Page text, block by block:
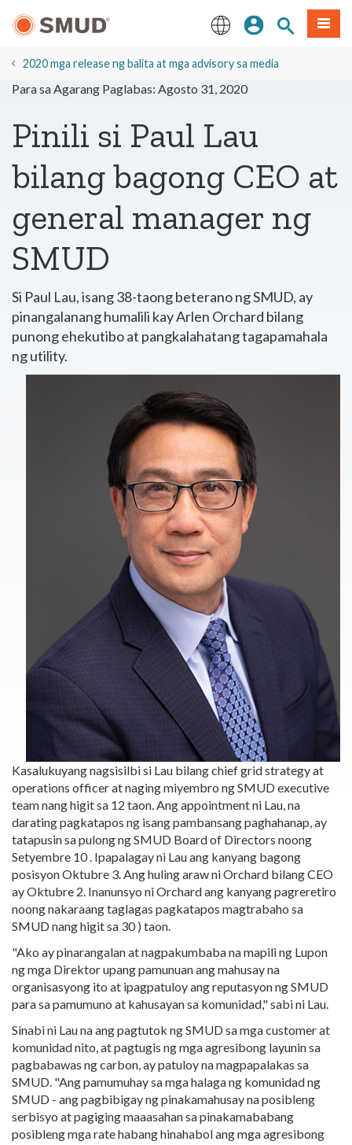
Nilalaman
Mag-sign InMenu
2020 mga release ng balita at mga advisory sa media
Para sa Agarang Paglabas: Agosto 31, 2020
Pinili si Paul Lau
bilang bagong CEO at
general manager ng
SMUD
Si Paul Lau, isang 38-taong beterano ng SMUD, ay
pinangalanang humalili kay Arlen Orchard bilang
punong ehekutibo at pangkalahatang tagapamahala
ng utility.
Kasalukuyang nagsisilbi si Lau bilang chief grid strategy at
operations officer at naging miyembro ng SMUD executive
team nang higit sa 12 taon. Ang appointment ni Lau, na
darating pagkatapos ng isang pambansang paghahanap, ay
tatapusin sa pulong ng SMUD Board of Directors noong
Setyembre 10 . Ipapalagay ni Lau ang kanyang bagong
posisyon Oktubre 3. Ang huling araw ni Orchard bilang CEO
ay Oktubre 2. Inanunsyo ni Orchard ang kanyang pagreretiro
noong nakaraang taglagas pagkatapos magtrabaho sa
SMUD nang higit sa 30 ) taon.
"Ako ay pinarangalan at nagpakumbaba na mapili ng Lupon
ng mga Direktor upang pamunuan ang mahusay na
organisasyong ito at ipagpatuloy ang reputasyon ng SMUD
para sa pamumuno at kahusayan sa komunidad," sabi ni Lau.
Sinabi ni Lau na ang pagtutok ng SMUD sa mga customer at
komunidad nito, at pagtugis ng mga agresibong layunin sa
pagbabawas ng carbon, ay patuloy na magpapalakas sa
SMUD. "Ang pamumuhay sa mga halaga ng komunidad ng
SMUD - ang pagbibigay ng pinakamahusay na posibleng
serbisyo at pagiging maaasahan sa pinakamababang
posibleng mga rate habang hinahabol ang mga agresibong